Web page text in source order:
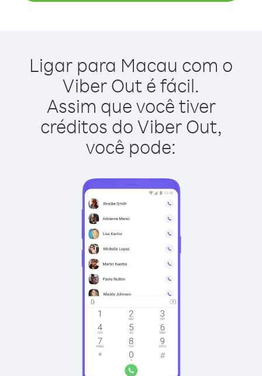
Ligar para Macau com o
Viber Out é fácil.
Assim que você tiver
créditos do Viber Out,
você pode: